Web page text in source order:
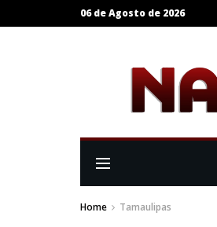
06 de Agosto de 2026
Home Tamaulipas